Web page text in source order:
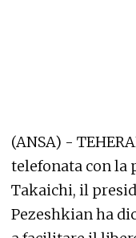
(ANSA) -
telefonata con la
Takaichi, il
Pezeshkian ha